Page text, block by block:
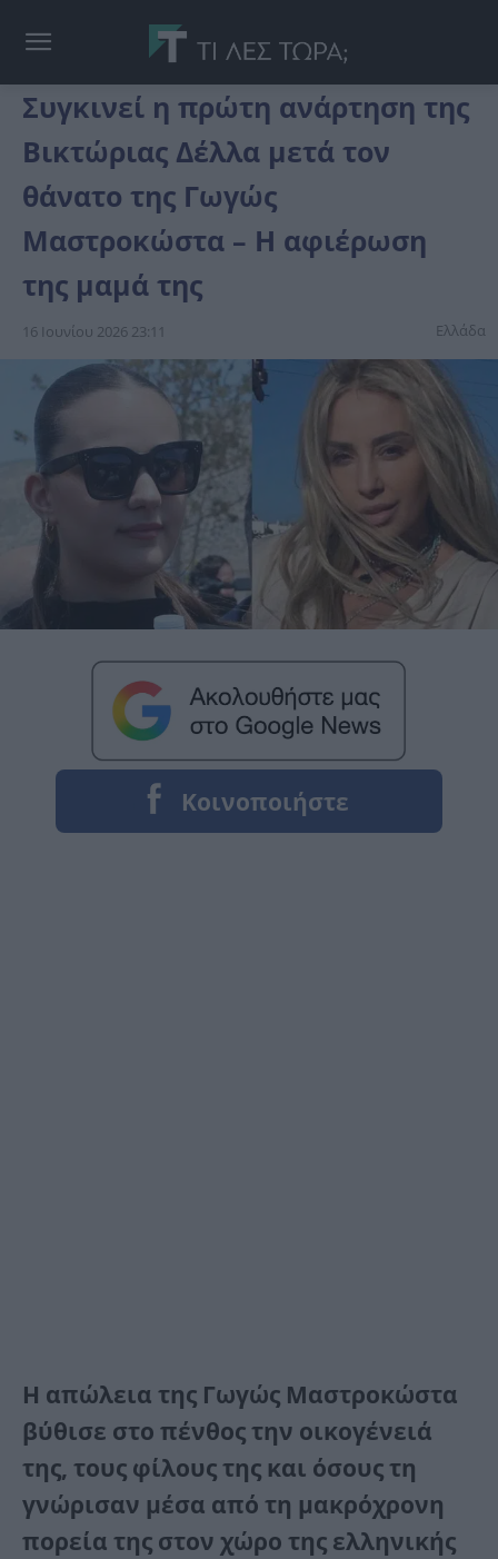
Συγκινεί η πρώτη ανάρτηση της
Βικτώριας Δέλλα μετά τον
θάνατο της Γωγώς
Μαστροκώστα – Η αφιέρωση
της μαμά της
16 Ιουνίου 2026 23:11 Ελλάδα
Η απώλεια της Γωγώς Μαστροκώστα
βύθισε στο πένθος την οικογένειά
της, τους φίλους της και όσους τη
γνώρισαν μέσα από τη μακρόχρονη
πορεία της στον χώρο της ελληνικής